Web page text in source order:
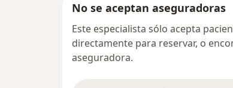
No se aceptan aseguradoras
Este especialista sólo acepta
directamente para reservar, o
aseguradora.